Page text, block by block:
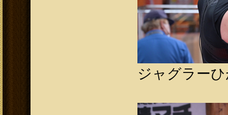
ジャグラー